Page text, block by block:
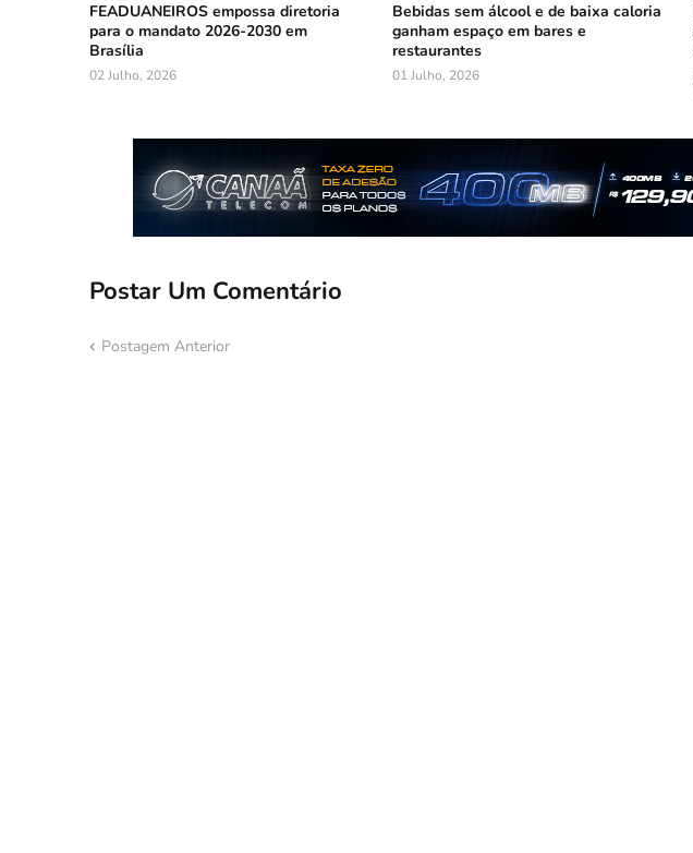
FEADUANEIROS empossa diretoria
para o mandato 2026-2030 em
Brasília
02 Julho, 2026
Bebidas sem álcool e de baixa caloria
ganham espaço em bares e
restaurantes
01 Julho, 2026
Postar Um Comentário
Postagem Anterior